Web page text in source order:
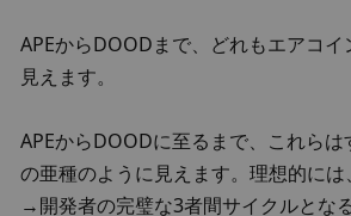
APEからDOODまで、どれもエアコ
見えます。
APEからDOODに至るまで、これら
の亜種のように見えます。理想的に
→開発者の完璧な3者間サイクルとな